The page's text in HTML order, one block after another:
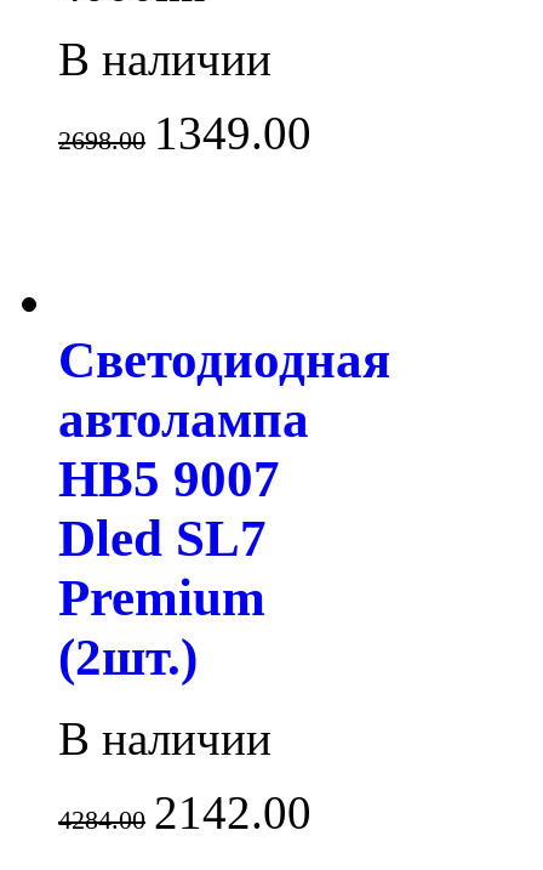
В наличии
2698.00 1349.00
Светодиодная
автолампа
HB5 9007
Dled SL7
Premium
(2шт.)
В наличии
4284.00 2142.00